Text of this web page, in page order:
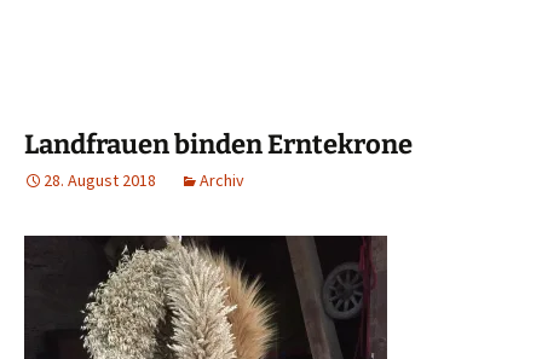
Landfrauen binden Erntekrone
28. August 2018 Archiv